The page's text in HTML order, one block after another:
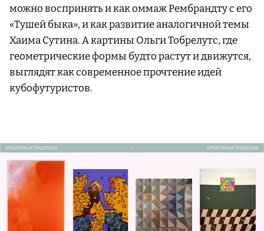
можно воспринять и как оммаж Рембрандту с его
«Тушей быка», и как развитие аналогичной темы
Хаима Сутина. А картины Ольги Тобрелутс, где
геометрические формы будто растут и движутся,
выглядят как современное прочтение идей
кубофутуристов.